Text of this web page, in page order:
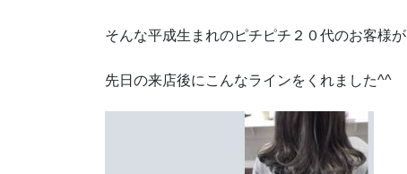
そんな平成生まれのピチピチ２０代のお客様が
先日の来店後にこんなラインをくれました^^